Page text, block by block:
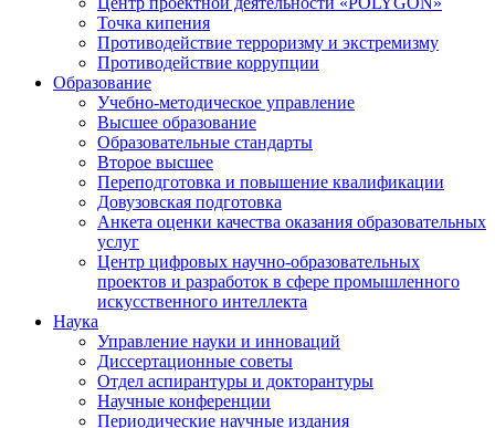
Точка кипения
Противодействие терроризму и экстремизму
Противодействие коррупции
Образование
Учебно-методическое управление
Высшее образование
Образовательные стандарты
Второе высшее
Переподготовка и повышение квалификации
Довузовская подготовка
Анкета оценки качества оказания образовательных
услуг
Центр цифровых научно-образовательных
проектов и разработок в сфере промышленного
искусственного интеллекта
Наука
Управление науки и инноваций
Диссертационные советы
Отдел аспирантуры и докторантуры
Научные конференции
Периодические научные издания